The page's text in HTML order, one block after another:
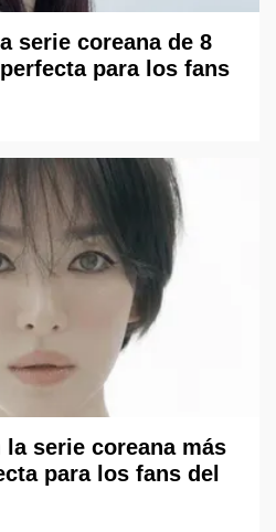
serie coreana de 8
para los fans
serie coreana más
para los fans del